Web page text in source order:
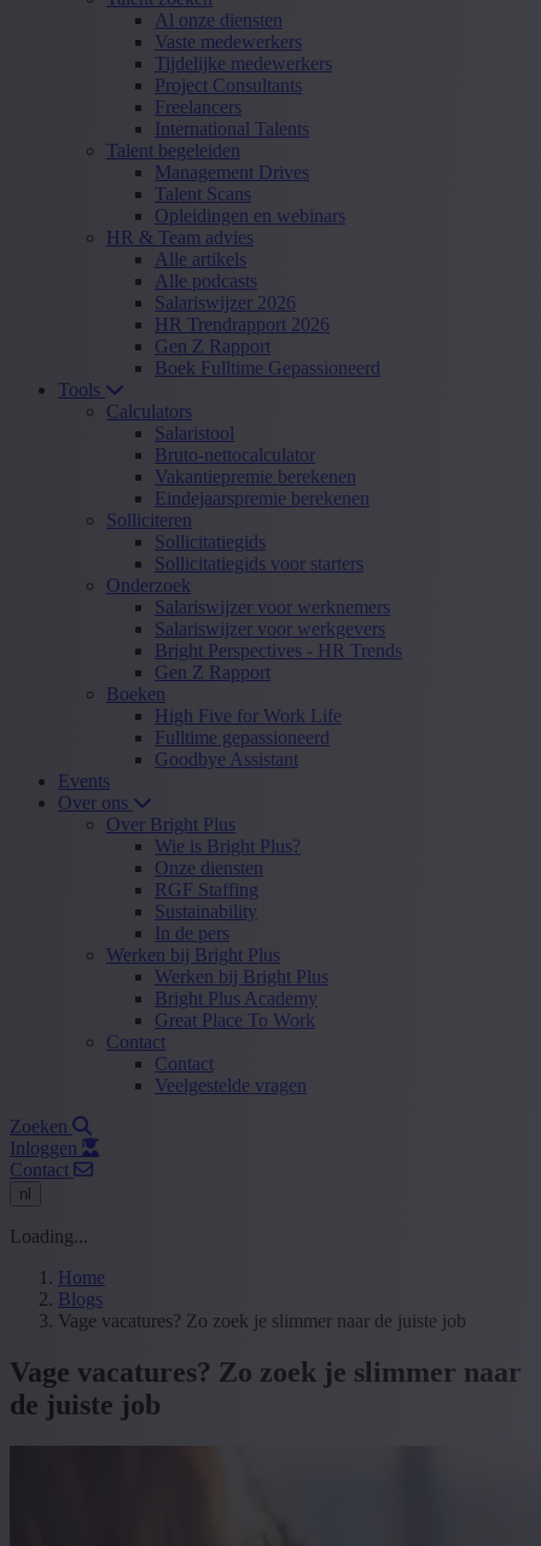
Al onze diensten
Vaste medewerkers
Tijdelijke medewerkers
Project Consultants
Freelancers
International Talents
Talent begeleiden
Management Drives
Talent Scans
Opleidingen en webinars
HR & Team advies
Alle artikels
Alle podcasts
Salariswijzer 2026
HR Trendrapport 2026
Gen Z Rapport
Boek Fulltime Gepassioneerd
Tools
Calculators
Salaristool
Bruto-nettocalculator
Vakantiepremie berekenen
Eindejaarspremie berekenen
Solliciteren
Sollicitatiegids
Sollicitatiegids voor starters
Onderzoek
Salariswijzer voor werknemers
Salariswijzer voor werkgevers
Bright Perspectives - HR Trends
Gen Z Rapport
Boeken
High Five for Work Life
Fulltime gepassioneerd
Goodbye Assistant
Events
Over ons
Over Bright Plus
Wie is Bright Plus?
Onze diensten
RGF Staffing
Sustainability
In de pers
Werken bij Bright Plus
Werken bij Bright Plus
Bright Plus Academy
Great Place To Work
Contact
Contact
Veelgestelde vragen
Zoeken
Inloggen
Contact
nl
Loading...
Home
Blogs
Vage vacatures? Zo zoek je slimmer naar de juiste job
Vage vacatures? Zo zoek je slimmer naar
de juiste job